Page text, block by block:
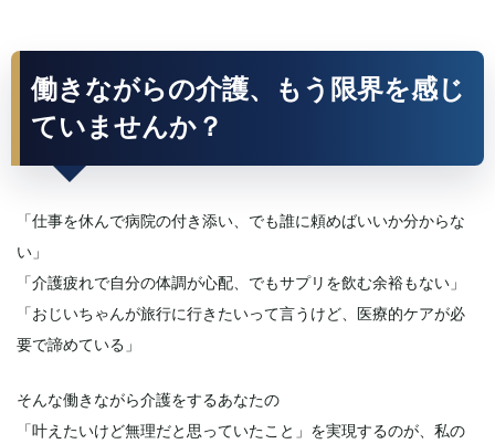
働きながらの介護、もう限界を感じ
ていませんか？
「仕事を休んで病院の付き添い、でも誰に頼めばいいか分からな
い」
「介護疲れで自分の体調が心配、でもサプリを飲む余裕もない」
「おじいちゃんが旅行に行きたいって言うけど、医療的ケアが必
要で諦めている」
そんな働きながら介護をするあなたの
「叶えたいけど無理だと思っていたこと」を実現するのが、私の